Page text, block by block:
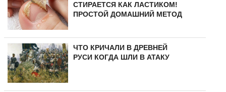
СТИРАЕТСЯ КАК ЛАСТИКОМ!
ПРОСТОЙ ДОМАШНИЙ МЕТОД
ЧТО КРИЧАЛИ В ДРЕВНЕЙ
РУСИ КОГДА ШЛИ В АТАКУ